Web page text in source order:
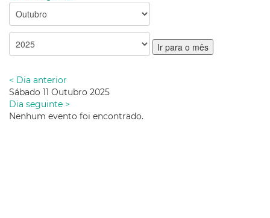
Ir para o mês
< Dia anterior
Sábado 11 Outubro 2025
Dia seguinte >
Nenhum evento foi encontrado.